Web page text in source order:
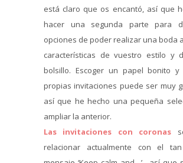
está claro que os encantó, así que
hacer una segunda parte para
opciones de poder realizar una boda
características de vuestro estilo y
bolsillo. Escoger un papel bonito
propias invitaciones puede ser muy
así que he hecho una pequeña
ampliar la anterior.
Las invitaciones con coronas
relacionar actualmente con el tan